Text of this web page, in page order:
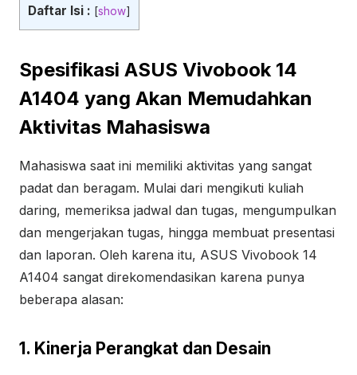
Daftar Isi : [show]
Spesifikasi ASUS Vivobook 14
A1404 yang Akan Memudahkan
Aktivitas Mahasiswa
Mahasiswa saat ini memiliki aktivitas yang sangat
padat dan beragam. Mulai dari mengikuti kuliah
daring, memeriksa jadwal dan tugas, mengumpulkan
dan mengerjakan tugas, hingga membuat presentasi
dan laporan. Oleh karena itu, ASUS Vivobook 14
A1404 sangat direkomendasikan karena punya
beberapa alasan:
1. Kinerja Perangkat dan Desain